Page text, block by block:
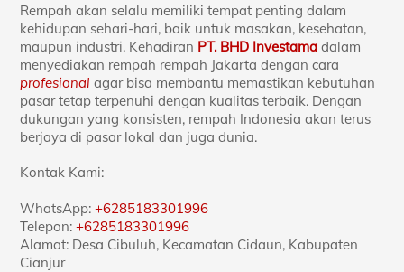
Rempah akan selalu memiliki tempat penting dalam
kehidupan sehari-hari, baik untuk masakan, kesehatan,
maupun industri. Kehadiran PT. BHD Investama dalam
menyediakan rempah rempah Jakarta dengan cara
profesional agar bisa membantu memastikan kebutuhan
pasar tetap terpenuhi dengan kualitas terbaik. Dengan
dukungan yang konsisten, rempah Indonesia akan terus
berjaya di pasar lokal dan juga dunia.
Kontak Kami:
WhatsApp:+6285183301996
Telepon:+6285183301996
Alamat: Desa Cibuluh, Kecamatan Cidaun, Kabupaten
Cianjur